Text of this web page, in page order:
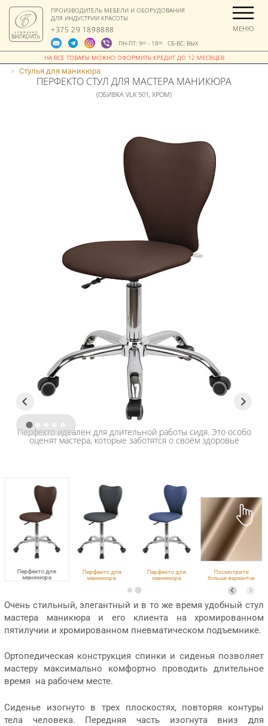
ПРОИЗВОДИТЕЛЬ МЕБЕЛИ И ОБОРУДОВАНИЯ
ДЛЯ ИНДУСТРИИ КРАСОТЫ
+375 29 1898888
ПН-ПТ: 900- 1800СБ-ВС: ВЫХ
МЕНЮ
> Стулья для маникюра
ПЕРФЕКТО СТУЛ ДЛЯ МАСТЕРА МАНИКЮРА
(ОБИВКА VLK 501, ХРОМ)
Перфекто для
маникюра
Перфекто для
маникюра
Перфекто для
маникюра
Посмотрите
больше вариантов
Перфекто идеален для длительной работы сидя. Это особо
оценят мастера, которые заботятся о своём здоровье
Очень стильный, элегантный и в то же время удобный стул
мастера маникюра и его клиента на хромированном
пятилучии и хромированном пневматическом подъемнике.
Ортопедическая конструкция спинки и сиденья позволяет
мастеру максимально комфортно проводить длительное
время на рабочем месте.
Сиденье изогнуто в трех плоскостях, повторяя контуры
тела человека. Передняя часть изогнута вниз для